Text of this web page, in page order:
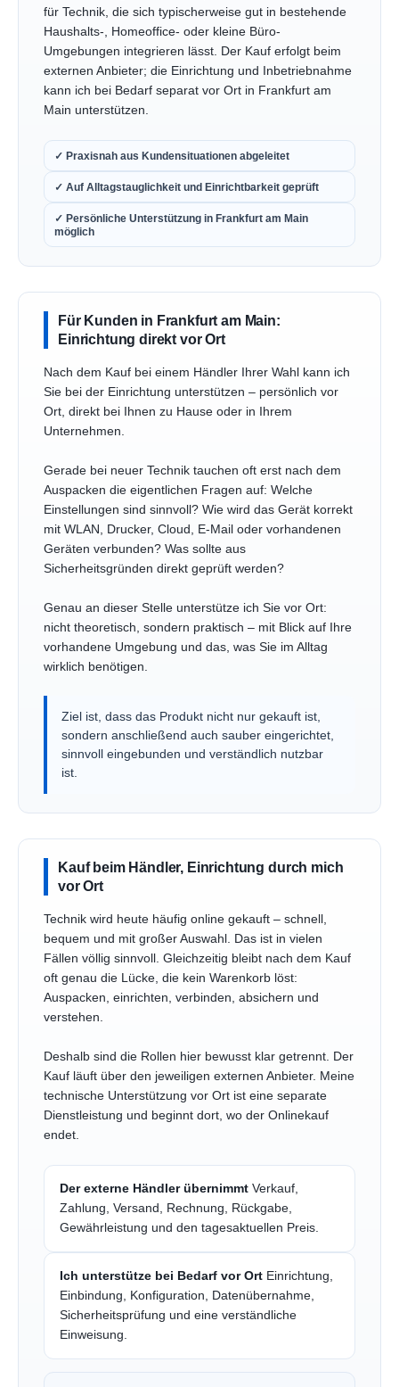
für Technik, die sich typischerweise gut in bestehende
Haushalts-, Homeoffice- oder kleine Büro-
Umgebungen integrieren lässt. Der Kauf erfolgt beim
externen Anbieter; die Einrichtung und Inbetriebnahme
kann ich bei Bedarf separat vor Ort in Frankfurt am
Main unterstützen.
✓ Praxisnah aus Kundensituationen abgeleitet
✓ Auf Alltagstauglichkeit und Einrichtbarkeit geprüft
✓ Persönliche Unterstützung in Frankfurt am Main
möglich
Für Kunden in Frankfurt am Main:
Einrichtung direkt vor Ort
Nach dem Kauf bei einem Händler Ihrer Wahl kann ich
Sie bei der Einrichtung unterstützen – persönlich vor
Ort, direkt bei Ihnen zu Hause oder in Ihrem
Unternehmen.
Gerade bei neuer Technik tauchen oft erst nach dem
Auspacken die eigentlichen Fragen auf: Welche
Einstellungen sind sinnvoll? Wie wird das Gerät korrekt
mit WLAN, Drucker, Cloud, E-Mail oder vorhandenen
Geräten verbunden? Was sollte aus
Sicherheitsgründen direkt geprüft werden?
Genau an dieser Stelle unterstütze ich Sie vor Ort:
nicht theoretisch, sondern praktisch – mit Blick auf Ihre
vorhandene Umgebung und das, was Sie im Alltag
wirklich benötigen.
Ziel ist, dass das Produkt nicht nur gekauft ist,
sondern anschließend auch sauber eingerichtet,
sinnvoll eingebunden und verständlich nutzbar
ist.
Kauf beim Händler, Einrichtung durch mich
vor Ort
Technik wird heute häufig online gekauft – schnell,
bequem und mit großer Auswahl. Das ist in vielen
Fällen völlig sinnvoll. Gleichzeitig bleibt nach dem Kauf
oft genau die Lücke, die kein Warenkorb löst:
Auspacken, einrichten, verbinden, absichern und
verstehen.
Deshalb sind die Rollen hier bewusst klar getrennt. Der
Kauf läuft über den jeweiligen externen Anbieter. Meine
technische Unterstützung vor Ort ist eine separate
Dienstleistung und beginnt dort, wo der Onlinekauf
endet.
Der externe Händler übernimmt Verkauf,
Zahlung, Versand, Rechnung, Rückgabe,
Gewährleistung und den tagesaktuellen Preis.
Ich unterstütze bei Bedarf vor Ort Einrichtung,
Einbindung, Konfiguration, Datenübernahme,
Sicherheitsprüfung und eine verständliche
Einweisung.